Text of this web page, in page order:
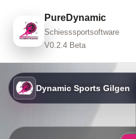
PureDynamic
Schiesssportsoftware
V0.2.4 Beta
Dynamic Sports Gilgen